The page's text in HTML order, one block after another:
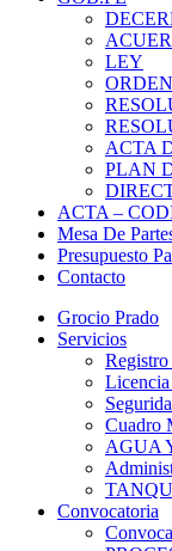
LEY
ACTA
PLAN
ACTA –
Mesa De
Presupuesto
Contacto
Grocio Prado
Servicios
Cuadro
AGUA
Convocatoria